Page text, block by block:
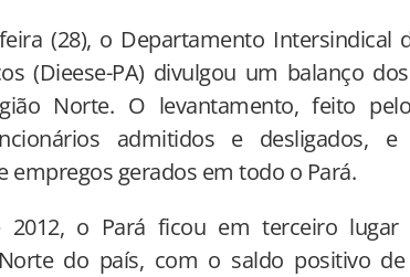
(28), o Departamento Intersindical
(Dieese-PA) divulgou um balanço
Norte. O levantamento, feito
admitidos e desligados,
empregos gerados em todo o Pará.
o Pará ficou em terceiro lugar
do país, com o saldo positivo